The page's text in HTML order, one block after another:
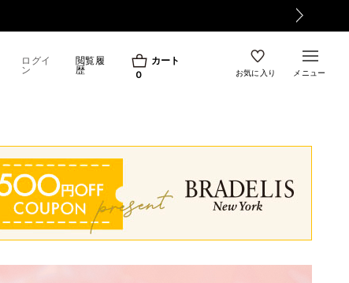
ログイ
ン
閲覧履
歴
カート
0
お気に入り メニュー